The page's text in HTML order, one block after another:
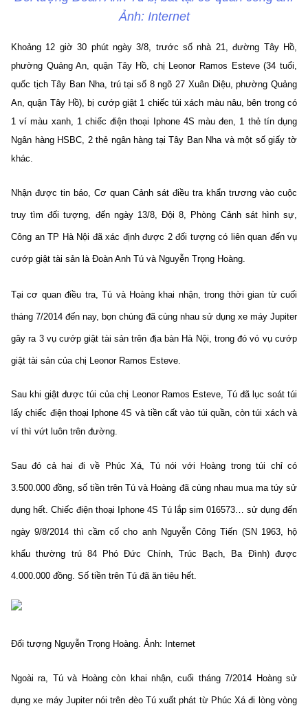
Ảnh: Internet
Khoảng 12 giờ 30 phút ngày 3/8, trước số nhà 21, đường Tây Hồ,
phường Quảng An, quận Tây Hồ, chị Leonor Ramos Esteve (34 tuổi,
quốc tịch Tây Ban Nha, trú tại số 8 ngõ 27 Xuân Diệu, phường Quảng
An, quận Tây Hồ), bị cướp giật 1 chiếc túi xách màu nâu, bên trong có
1 ví màu xanh, 1 chiếc điện thoại Iphone 4S màu đen, 1 thẻ tín dụng
Ngân hàng HSBC, 2 thẻ ngân hàng tại Tây Ban Nha và một số giấy tờ
khác.
Nhận được tin báo, Cơ quan Cảnh sát điều tra khẩn trương vào cuộc
truy tìm đối tượng, đến ngày 13/8, Đội 8, Phòng Cảnh sát hình sự,
Công an TP Hà Nội đã xác định được 2 đối tượng có liên quan đến vụ
cướp giật tài sản là Đoàn Anh Tú và Nguyễn Trọng Hoàng.
Tại cơ quan điều tra, Tú và Hoàng khai nhận, trong thời gian từ cuối
tháng 7/2014 đến nay, bọn chúng đã cùng nhau sử dụng xe máy Jupiter
gây ra 3 vụ cướp giật tài sản trên địa bàn Hà Nội, trong đó vó vụ cướp
giật tài sản của chị Leonor Ramos Esteve.
Sau khi giật được túi của chị Leonor Ramos Esteve, Tú đã lục soát túi
lấy chiếc điện thoại Iphone 4S và tiền cất vào túi quần, còn túi xách và
ví thì vứt luôn trên đường.
Sau đó cả hai đi về Phúc Xá, Tú nói với Hoàng trong túi chỉ có
3.500.000 đồng, số tiền trên Tú và Hoàng đã cùng nhau mua ma túy sử
dụng hết. Chiếc điện thoại Iphone 4S Tú lắp sim 016573… sử dụng đến
ngày 9/8/2014 thì cầm cố cho anh Nguyễn Công Tiến (SN 1963, hộ
khẩu thường trú 84 Phó Đức Chính, Trúc Bạch, Ba Đình) được
4.000.000 đồng. Số tiền trên Tú đã ăn tiêu hết.
Đối tượng Nguyễn Trọng Hoàng. Ảnh: Internet
Ngoài ra, Tú và Hoàng còn khai nhận, cuối tháng 7/2014 Hoàng sử
dụng xe máy Jupiter nói trên đèo Tú xuất phát từ Phúc Xá đi lòng vòng